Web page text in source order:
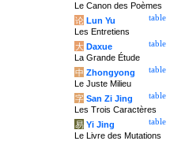
Le Canon des Poèmes
table
论 Lun Yu
Les Entretiens
table
大 Daxue
La Grande Étude
table
中 Zhongyong
Le Juste Milieu
table
字 San Zi Jing
Les Trois Caractères
table
易 Yi Jing
Le Livre des Mutations